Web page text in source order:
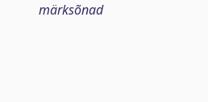
märksõnad